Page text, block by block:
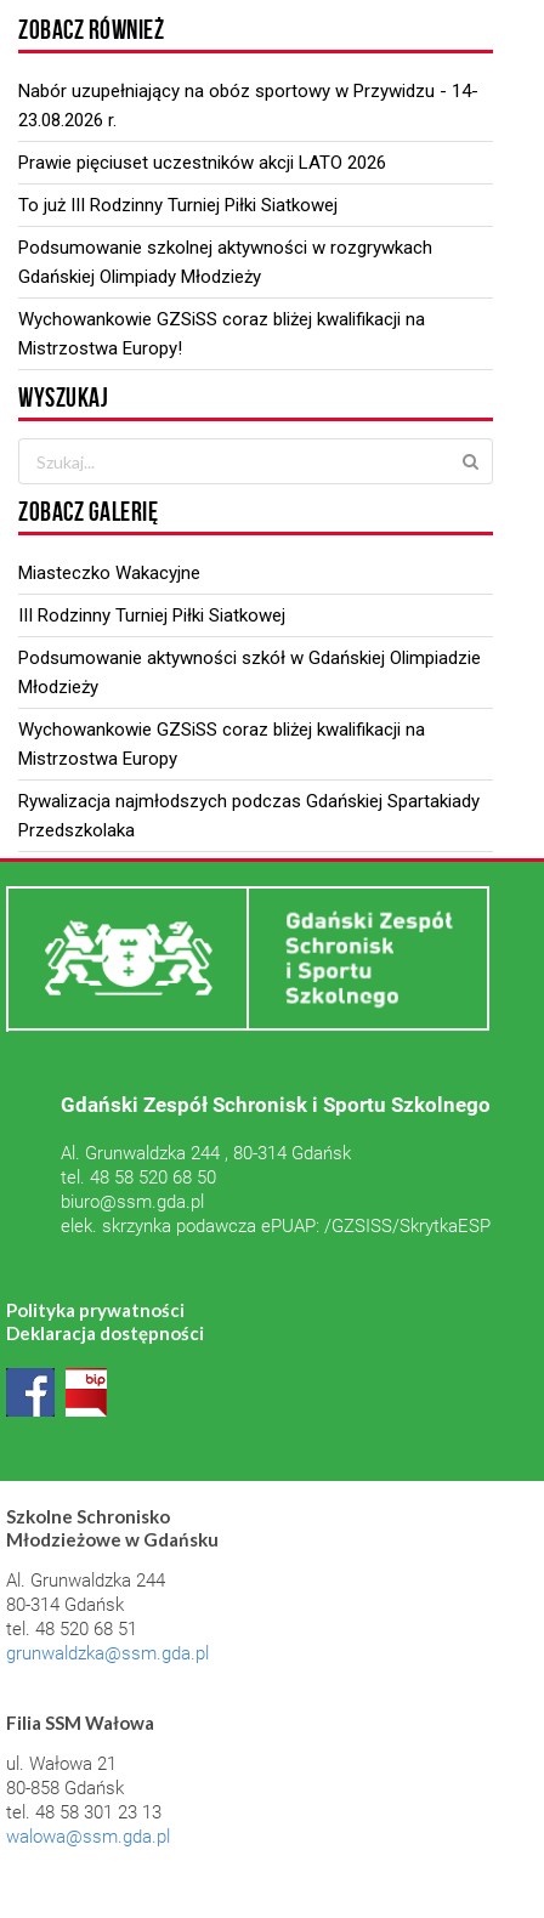
ZOBACZ RÓWNIEŻ
Nabór uzupełniający na obóz sportowy w Przywidzu - 14-
23.08.2026 r.
Prawie pięciuset uczestników akcji LATO 2026
To już III Rodzinny Turniej Piłki Siatkowej
Podsumowanie szkolnej aktywności w rozgrywkach
Gdańskiej Olimpiady Młodzieży
Wychowankowie GZSiSS coraz bliżej kwalifikacji na
Mistrzostwa Europy!
WYSZUKAJ
ZOBACZ GALERIĘ
Miasteczko Wakacyjne
III Rodzinny Turniej Piłki Siatkowej
Podsumowanie aktywności szkół w Gdańskiej Olimpiadzie
Młodzieży
Wychowankowie GZSiSS coraz bliżej kwalifikacji na
Mistrzostwa Europy
Rywalizacja najmłodszych podczas Gdańskiej Spartakiady
Przedszkolaka
Gdański Zespół Schronisk i Sportu Szkolnego
Al. Grunwaldzka 244 , 80-314 Gdańsk
tel. 48 58 520 68 50
biuro@ssm.gda.pl
elek. skrzynka podawcza ePUAP: /GZSISS/SkrytkaESP
Polityka prywatności
Deklaracja dostępności
Szkolne Schronisko
Młodzieżowe w Gdańsku
Al. Grunwaldzka 244
80-314 Gdańsk
tel. 48 520 68 51
grunwaldzka@ssm.gda.pl
Filia SSM Wałowa
ul. Wałowa 21
80-858 Gdańsk
tel. 48 58 301 23 13
walowa@ssm.gda.pl